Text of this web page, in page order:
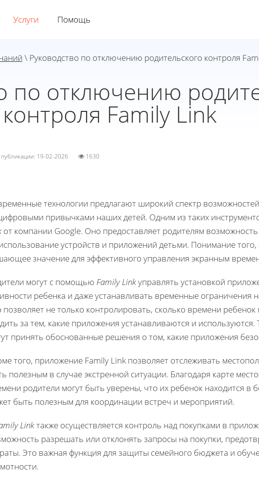
Услуги Помощь
\ Руководство по отключению родительского контроля
по отключению
контроля Family Link
публикации: 19-02-2026 1630
технологии предлагают широкий спектр
привычками наших детей. Одним из таких
от компании Google. Оно предоставляет родителям
устройств и приложений детьми. Понимание того,
значение для эффективного управления экранным
могут с помощью Family Linkуправлять установкой
ребенка и даже устанавливать временные ограничения
позволяет не только контролировать, сколько времени
за тем, какие приложения устанавливаются и
принять обоснованные решения о том, какие приложения
того, приложение Family Link позволяет отслеживать
полезным в случае экстренной ситуации. Благодаря карте
родители могут быть уверены, что их ребенок находится в
быть полезным для координации встреч и мероприятий.
Linkтакже осуществляется контроль над покупками в
разрешать или отклонять запросы на покупки,
Это важная функция для защиты семейного бюджета и